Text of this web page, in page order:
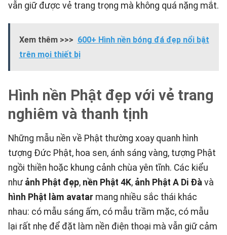
vẫn giữ được vẻ trang trọng mà không quá nặng mắt.
Xem thêm >>> 600+ Hình nền bóng đá đẹp nổi bật
trên mọi thiết bị
Hình nền Phật đẹp với vẻ trang
nghiêm và thanh tịnh
Những mẫu nền về Phật thường xoay quanh hình
tượng Đức Phật, hoa sen, ánh sáng vàng, tượng Phật
ngồi thiền hoặc khung cảnh chùa yên tĩnh. Các kiểu
như ảnh Phật đẹp, nền Phật 4K, ảnh Phật A Di Đà và
hình Phật làm avatar mang nhiều sắc thái khác
nhau: có mẫu sáng ấm, có mẫu trầm mặc, có mẫu
lại rất nhẹ để đặt làm nền điện thoại mà vẫn giữ cảm